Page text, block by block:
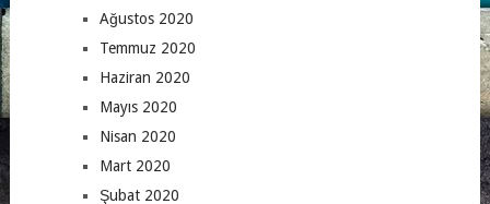
Ağustos 2020
Temmuz 2020
Haziran 2020
Mayıs 2020
Nisan 2020
Mart 2020
Şubat 2020